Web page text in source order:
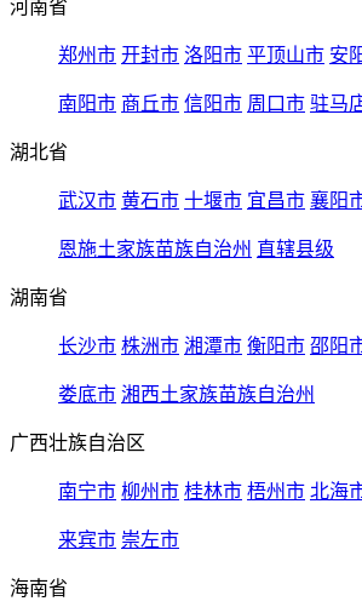
河南省
郑州市 开封市 洛阳市 平顶山市 安
南阳市 商丘市 信阳市 周口市 驻马
湖北省
武汉市 黄石市 十堰市 宜昌市 襄阳
恩施土家族苗族自治州 直辖县级
湖南省
长沙市 株洲市 湘潭市 衡阳市 邵阳
娄底市 湘西土家族苗族自治州
广西壮族自治区
南宁市 柳州市 桂林市 梧州市 北海
来宾市 崇左市
海南省